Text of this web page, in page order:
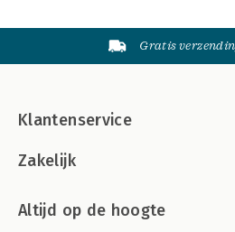
Gratis
Klantenservice
Zakelijk
Altijd op de hoogte